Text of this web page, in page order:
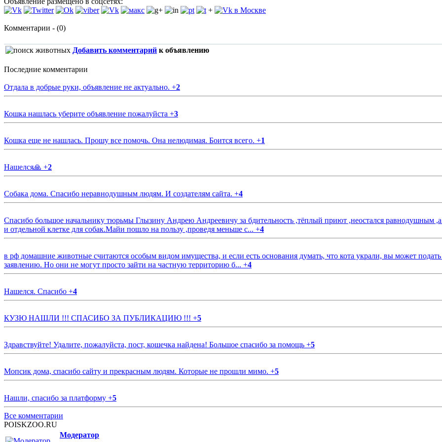
+
Комментарии - (0)
Добавить комментарий к объявлению
Последние комментарии
Отдала в добрые руки, объявление не актуально. +2
Кошка нашлась уберите объявление пожалуйста +3
Кошка еще не нашлась. Прошу все помочь. Она нелюдимая. Боится всего. +1
Нашелся🙏 +2
Собака дома. Спасибо неравнодушным людям. И создателям сайта. +4
Спасибо большое начальнику тюрьмы Глызину Андрею Андреевичу за бдительность ,тёплый приют ,неостался равнодушным
и отдельной клетке для собак.Майи пошло на пользу ,проведя меньше с... +4
в рф домашние животные считаются особым видом имущества, и если есть основания думать, что кота украли, вы может
заявлению. Но они не могут просто зайти на частную территорию б... +4
Нашелся. Спасибо +4
КУЗЮ НАШЛИ !!! СПАСИБО ЗА ПУБЛИКАЦИЮ !!! +5
Здравствуйте! Удалите, пожалуйста, пост, кошечка найдена! Большое спасибо за помощь +5
Мопсик дома, спасибо сайту и прекрасным людям. Которые не прошли мимо. +5
Нашли, спасибо за платформу +5
Все комментарии
POISKZOO.RU
Модератор